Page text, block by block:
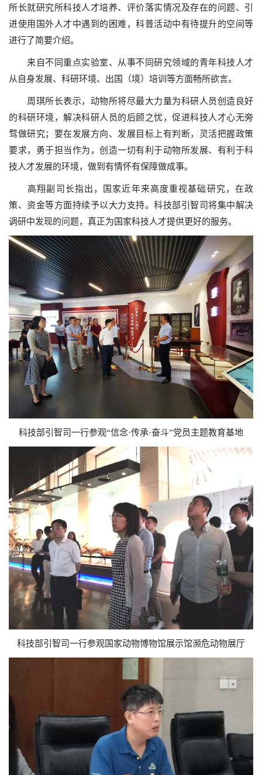
所长就研究所科技人才培养、评价落实情况及存在的问题、引
进使用国外人才中遇到的困难，科普活动中有待提升的空间等
进行了简要介绍。
来自不同重点实验室、从事不同研究领域的青年科技人才
从自身发展、科研环境、出国（境）培训等方面畅所欲言。
周琪所长表示，动物所将尽最大力量为科研人员创造良好
的科研环境，解决科研人员的后顾之忧，促进科技人才心无旁
骛做研究；要在发展方向、发展目标上有判断，灵活把握政策
要求，勇于担当作为，创造一切有利于动物所发展、有利于科
技人才发展的环境，做到有情怀有保障做成事。
高翔副司长指出，国家近年来高度重视基础研究，在政
策、资金等方面持续予以大力支持。科技部引智司将集中解决
调研中发现的问题，真正为国家科技人才提供更好的服务。
科技部引智司一行参观“信念·传承·奋斗”党员主题教育基地
科技部引智司一行参观国家动物博物馆展示馆濒危动物展厅